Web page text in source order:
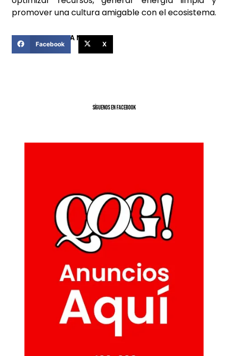
promover una cultura amigable con el ecosistema.
COMPARTIR ESTA NOTICIA
Facebook X
SíGUENOS EN FACEBOOK